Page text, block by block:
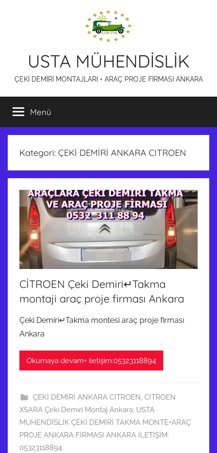
USTA MÜHENDİSLİK
ÇEKİ DEMİRİ MONTAJLARI + ARAÇ PROJE FİRMASI ANKARA
Menü
Kategori: ÇEKİ DEMİRİ ANKARA CITROEN
CİTROEN Çeki Demiri↵Takma
montaji araç proje firması Ankara
Çeki Demiri↵Takma montesi araç proje firması
Ankara
Okumaya devam+ iletişim:05323118894
ÇEKİ DEMİRİ ANKARA CITROEN, CITROEN
XSARA Çeki Demiri Montaj Ankara, USTA
MÜHENDİSLİK ÇEKİ DEMİRİ TAKMA MONTE+ARAÇ
PROJE ANKARA FİRMASI ANKARA İLETİŞİM:
05323118894